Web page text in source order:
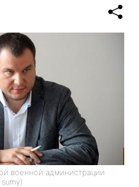
военной администрации